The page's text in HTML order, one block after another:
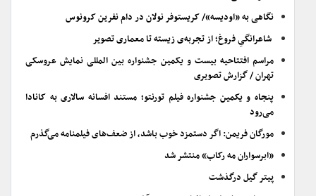
نگاهی به «اودیسه»/ کریستوفر نولان در دام نفرین کرونوس
شاعرانگیِ فروغ؛ از تجربه‌ی زیسته تا معماری تصویر
مراسم افتتاحیه بیست و یکمین جشنواره بین المللی نمایش عروسکی
تهران / گزارش تصویری
پنجاه و یکمین جشنواره فیلم تورنتو؛ مستند افسانه سالاری به کانادا
می‌رود
مورگان فریمن: اگر دستمزد خوب باشد، از ضعف‌های فیلمنامه می‌گذرم
«ابرسواران مه رکاب» منتشر شد
پیتر گیل درگذشت